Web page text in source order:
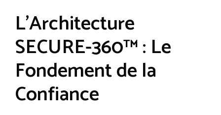
L’Architecture
SECURE-360™ : Le
Fondement de la
Confiance